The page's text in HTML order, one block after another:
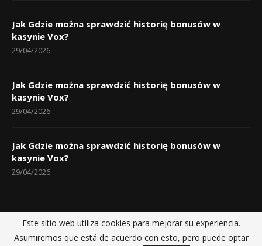
Jak Gdzie można sprawdzić historię bonusów w
kasynie Vox?
29/04/2026
Jak Gdzie można sprawdzić historię bonusów w
kasynie Vox?
29/04/2026
Jak Gdzie można sprawdzić historię bonusów w
kasynie Vox?
29/04/2026
Inicio Políticas de privacidad Sobre nosotros Contactos
Este sitio web utiliza cookies para mejorar su experiencia.
Asumiremos que está de acuerdo con esto, pero puede optar